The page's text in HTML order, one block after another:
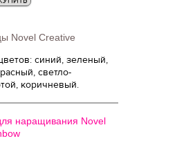
Novel Creative
синий, зеленый,
светло-
коричневый.
наращивания Novel